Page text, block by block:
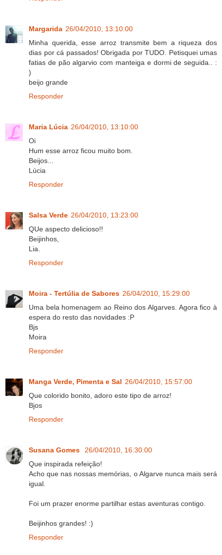
Margarida 26/04/2010, 13:10:00
Minha querida, esse arroz transmite bem a riqueza dos
dias por cá passados! Obrigada por TUDO. Petisquei umas
fatias de pão algarvio com manteiga e dormi de seguida.. :
)
beijo grande
Responder
Maria Lúcia 26/04/2010, 13:10:00
Oi
Hum esse arroz ficou muito bom.
Beijos...
Lúcia
Responder
Salsa Verde 26/04/2010, 13:23:00
QUe aspecto delicioso!!
Beijinhos,
Lia.
Responder
Moira - Tertúlia de Sabores 26/04/2010, 15:29:00
Uma bela homenagem ao Reino dos Algarves. Agora fico à
espera do resto das novidades :P
Bjs
Moira
Responder
Manga Verde, Pimenta e Sal 26/04/2010, 15:57:00
Que colorido bonito, adoro este tipo de arroz!
Bjos
Responder
Susana Gomes
26/04/2010, 16:30:00
Que inspirada refeição!
Acho que nas nossas memórias, o Algarve nunca mais será
igual.
Foi um prazer enorme partilhar estas aventuras contigo.
Beijinhos grandes! :)
Responder